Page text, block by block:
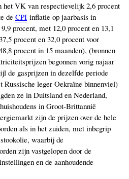
VK van respectievelijk 2,6 procent
de CPI-inflatie op jaarbasis in
procent, met 12,0 procent en 13,1
procent en 32,0 procent voor
procent in 15 maanden), (bronnen
begonnen vorig najaar
de gasprijzen in dezelfde periode
Russische leger Oekraïne binnenviel)
ze in Duitsland en Nederland,
in Groot-Brittannië
zijn de prijzen over de hele
als in het zuiden, met inbegrip
waarbij de
zijn vastgelopen door de
en de aanhoudende